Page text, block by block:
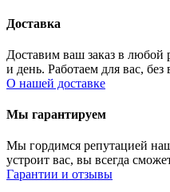
Доставка
Доставим ваш заказ в любой
и день. Работаем для вас,
О нашей доставке
Мы гарантируем
Мы гордимся репутацией
устроит вас, вы всегда
Гарантии и отзывы